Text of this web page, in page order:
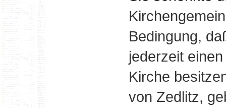
Bedingung,
jederzeit
Kirche
von Zedlitz,